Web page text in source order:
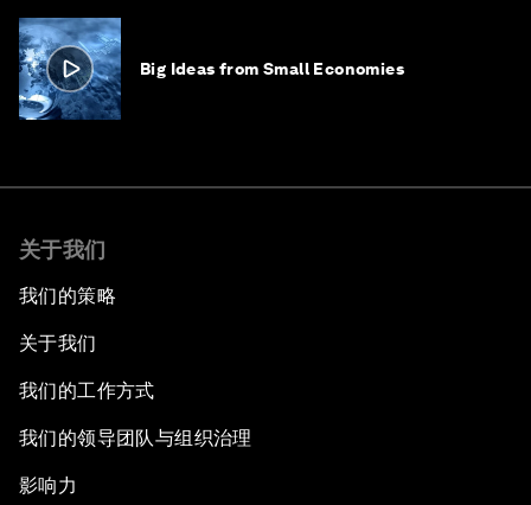
Big Ideas from Small Economies
关于我们
我们的策略
关于我们
我们的工作方式
我们的领导团队与组织治理
影响力